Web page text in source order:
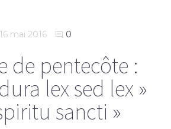
16 mai 2016 0
de pentecôte :
lex sed lex »
sancti »